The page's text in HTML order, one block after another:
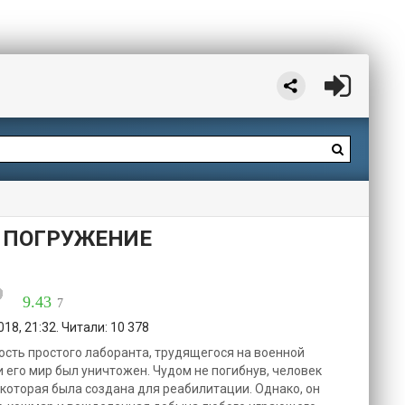
9.43 7
21:32. Читали: 10 378
простого лаборанта, трудящегося на военной
его мир был уничтожен. Чудом не погибнув, человек
была создана для реабилитации. Однако, он